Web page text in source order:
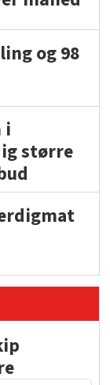
og 98
i
større